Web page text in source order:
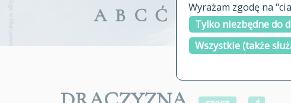
Wyrażam zgodę na
Tylko niezbędne do
Wszystkie (także
A B C Ć E F G H I